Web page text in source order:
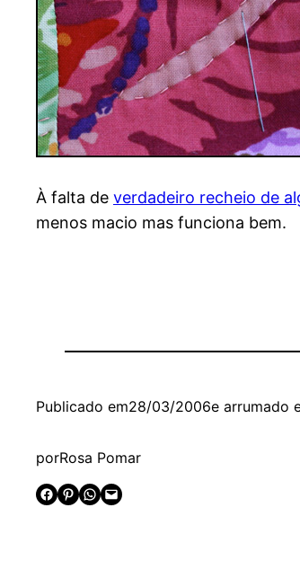
À falta de verdadeiro recheio de
menos macio mas funciona bem.
Publicado em28/03/2006e arrumado
porRosa Pomar
Share on Facebook
Share on Pinterest Share on WhatsApp Email this Page